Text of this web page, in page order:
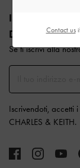
ISCRIVITI PER
DI MODA​
Se ti iscrivi alla
Iscrivendoti, accetti i
CHARLES & KEITH.
Contact usif